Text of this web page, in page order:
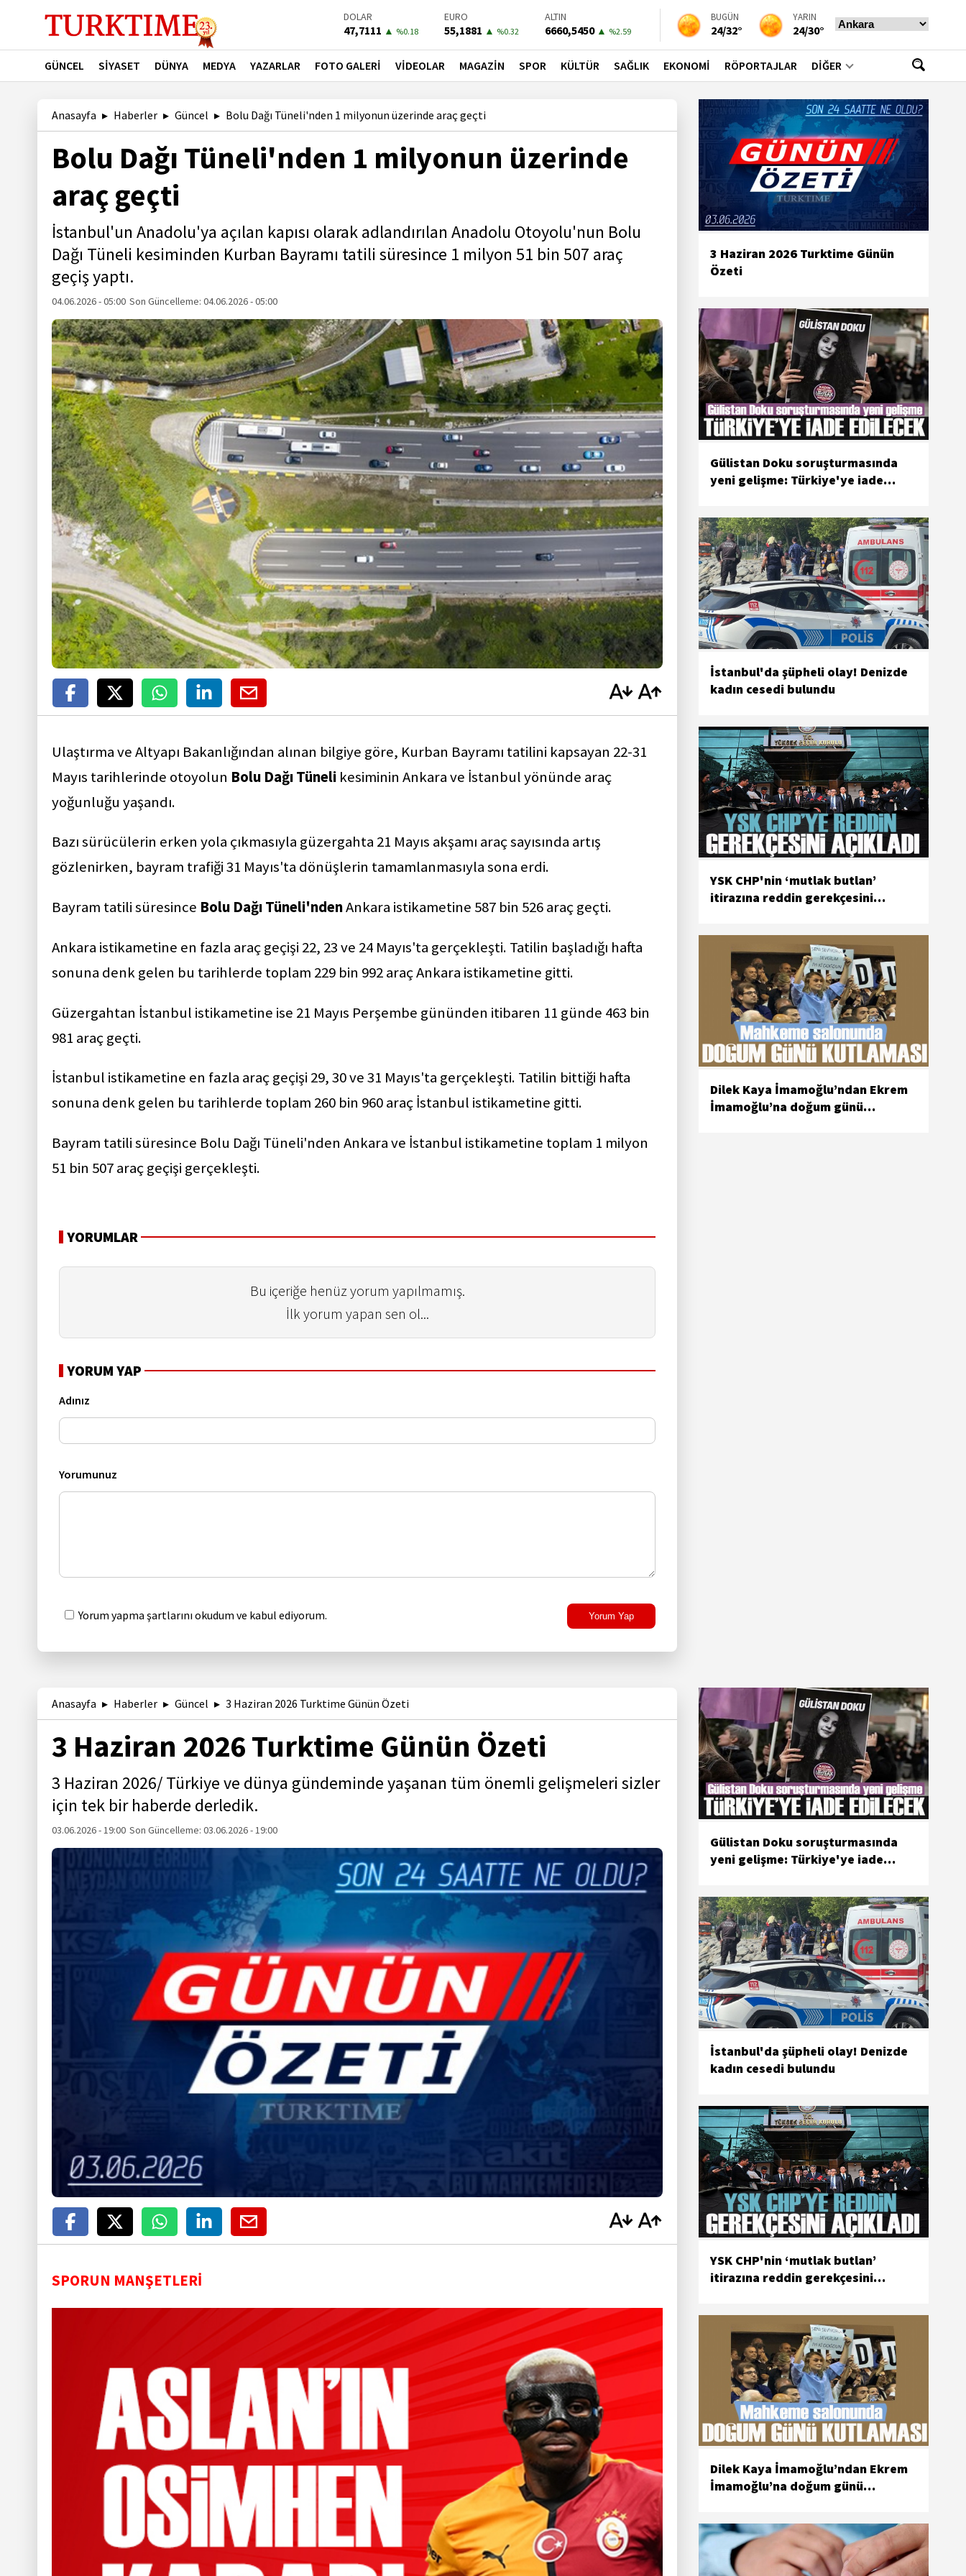
47,7111 55,1881 6660,5450
BIST-100 PETROL BONO
BUGÜN
24/32°
YARIN
24/30°
GÜNCEL SİYASET DÜNYA MEDYA YAZARLAR FOTO GALERİ VİDEOLAR MAGAZİN SPOR KÜLTÜR SAĞLIK EKONOMİ RÖPORTAJLAR DİĞER
Anasayfa Haberler Güncel Bolu Dağı Tüneli'nden 1 milyonun üzerinde araç geçti
Bolu Dağı Tüneli'nden 1 milyonun üzerinde
araç geçti
İstanbul'un Anadolu'ya açılan kapısı olarak adlandırılan Anadolu Otoyolu'nun Bolu
Dağı Tüneli kesiminden Kurban Bayramı tatili süresince 1 milyon 51 bin 507 araç
geçiş yaptı.
04.06.2026 - 05:00 Son Güncelleme:04.06.2026 - 05:00
Ulaştırma ve Altyapı Bakanlığından alınan bilgiye göre, Kurban Bayramı tatilini kapsayan 22-31
Mayıs tarihlerinde otoyolun Bolu Dağı Tüneli kesiminin Ankara ve İstanbul yönünde araç
yoğunluğu yaşandı.
Bazı sürücülerin erken yola çıkmasıyla güzergahta 21 Mayıs akşamı araç sayısında artış
gözlenirken, bayram trafiği 31 Mayıs'ta dönüşlerin tamamlanmasıyla sona erdi.
Bayram tatili süresince Bolu Dağı Tüneli'ndenAnkara istikametine 587 bin 526 araç geçti.
Ankara istikametine en fazla araç geçişi 22, 23 ve 24 Mayıs'ta gerçekleşti. Tatilin başladığı hafta
sonuna denk gelen bu tarihlerde toplam 229 bin 992 araç Ankara istikametine gitti.
Güzergahtan İstanbul istikametine ise 21 Mayıs Perşembe gününden itibaren 11 günde 463 bin
981 araç geçti.
İstanbul istikametine en fazla araç geçişi 29, 30 ve 31 Mayıs'ta gerçekleşti. Tatilin bittiği hafta
sonuna denk gelen bu tarihlerde toplam 260 bin 960 araç İstanbul istikametine gitti.
Bayram tatili süresince Bolu Dağı Tüneli'nden Ankara ve İstanbul istikametine toplam 1 milyon
51 bin 507 araç geçişi gerçekleşti.
YORUMLAR
Bu içeriğe henüz yorum yapılmamış.
İlk yorum yapan sen ol...
YORUM YAP
Adınız
Yorumunuz
Yorum yapma şartlarını okudum ve kabul ediyorum. Yorum Yap
3 Haziran 2026 Turktime Günün
Özeti
Gülistan Doku soruşturmasında
yeni gelişme: Türkiye'ye iade
İstanbul'da şüpheli olay! Denizde
kadın cesedi bulundu
YSK CHP'nin ‘mutlak butlan’
itirazına reddin gerekçesini
Dilek Kaya İmamoğlu’ndan Ekrem
İmamoğlu’na doğum günü
Anasayfa Haberler Güncel 3 Haziran 2026 Turktime Günün Özeti
3 Haziran 2026 Turktime Günün Özeti
3 Haziran 2026/ Türkiye ve dünya gündeminde yaşanan tüm önemli gelişmeleri sizler
için tek bir haberde derledik.
03.06.2026 - 19:00 Son Güncelleme:03.06.2026 - 19:00
SPORUN MANŞETLERİ
Gülistan Doku soruşturmasında
yeni gelişme: Türkiye'ye iade
İstanbul'da şüpheli olay! Denizde
kadın cesedi bulundu
YSK CHP'nin ‘mutlak butlan’
itirazına reddin gerekçesini
Dilek Kaya İmamoğlu’ndan Ekrem
İmamoğlu’na doğum günü